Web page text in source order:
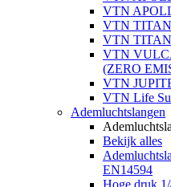
VTN
VTN TITAN
VTN
VTN
(ZERO
VTN
VTN Life
Ademluchtslangen
Bekijk alles
EN14594
Hoge druk